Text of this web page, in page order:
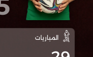
المباريات